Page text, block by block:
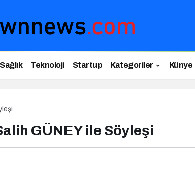
Sağlık Teknoloji Startup Kategoriler Künye
GÜNEY ile Söyleşi